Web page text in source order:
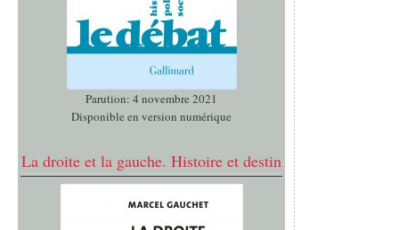
Parution: 4 novembre 2021
Disponible en version numérique
La droite et la gauche. Histoire et destin